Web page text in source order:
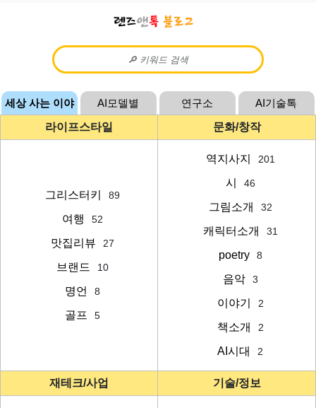
세상 사는 이야
AI모델별 연구소
AI기술톡
라이프스타일
문화/창작
그리스터키 89
여행 52
맛집리뷰 27
브랜드 10
명언 8
골프 5
역지사지 201
시 46
그림소개 32
캐릭터소개 31
poetry 8
음악 3
이야기 2
책소개 2
AI시대 2
재테크/사업 기술/정보